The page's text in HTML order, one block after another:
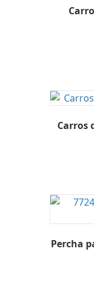
Carros
Percha